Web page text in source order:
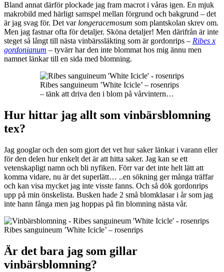
Bland annat därför plockade jag fram macrot i våras igen. En mjuk
makrobild med härligt samspel mellan förgrund och bakgrund – det
är jag svag för. Det var longeracemosum som plantskolan skrev om.
Men jag fastnar ofta för detaljer. Sköna detaljer! Men därifrån är inte
steget så långt till nästa vinbärssläkting som är gordonrips – Ribes x
gordonianum – tyvärr har den inte blommat hos mig ännu men
namnet länkar till en sida med blomning.
Ribes sanguineum ’White Icicle’ – rosenrips
– tänk att driva den i blom på vårvintern…
Hur hittar jag allt som vinbärsblomning
tex?
Jag googlar och den som gjort det vet hur saker länkar i varann eller
för den delen hur enkelt det är att hitta saker. Jag kan se ett
vetenskapligt namn och bli nyfiken. Förr var det inte helt lätt att
komma vidare, nu är det superlätt… ..en sökning ger många träffar
och kan visa mycket jag inte visste fanns. Och så dök gordonrips
upp på min önskelista. Busken hade 2 små blomklasar i år som jag
inte hann fånga men jag hoppas på fin blomning nästa vår.
Ribes sanguineum ’White Icicle’ – rosenrips
Är det bara jag som gillar
vinbärsblomning?